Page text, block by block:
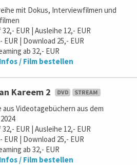
mit Dokus, Interviewfilmen und
EUR | Ausleihe 12,- EUR
EUR | Download 25,- EUR
ab 32,- EUR
/ Film bestellen
Kareem 2
aus Videotagebüchern aus dem
EUR | Ausleihe 12,- EUR
EUR | Download 25,- EUR
ab 32,- EUR
/ Film bestellen